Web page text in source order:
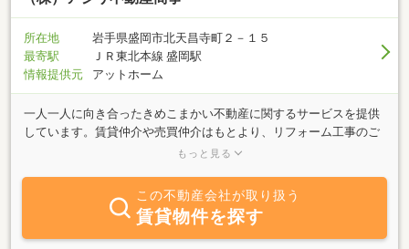
所在地
岩手県盛岡市北天昌寺町２－１５
最寄駅
ＪＲ東北本線 盛岡駅
情報提供元
アットホーム
一人一人に向き合ったきめこまかい不動産に関するサービスを提供
しています。賃貸仲介や売買仲介はもとより、リフォーム工事のご
相談、相続不動産に関わるご相談、遺品整理に関するご相談も承っ
理、解体、売却と全てワンストップサービスで行うことができ、大
変ご好評をいただいております。また、物件周辺の案内やショッピ
ング情報など、これから住み替えをご検討なさっているお客様にお
きましても、各担当者ができる限りお調べして情報を提供していま
もっと見る
この不動産会社が取り扱う
賃貸物件を探す